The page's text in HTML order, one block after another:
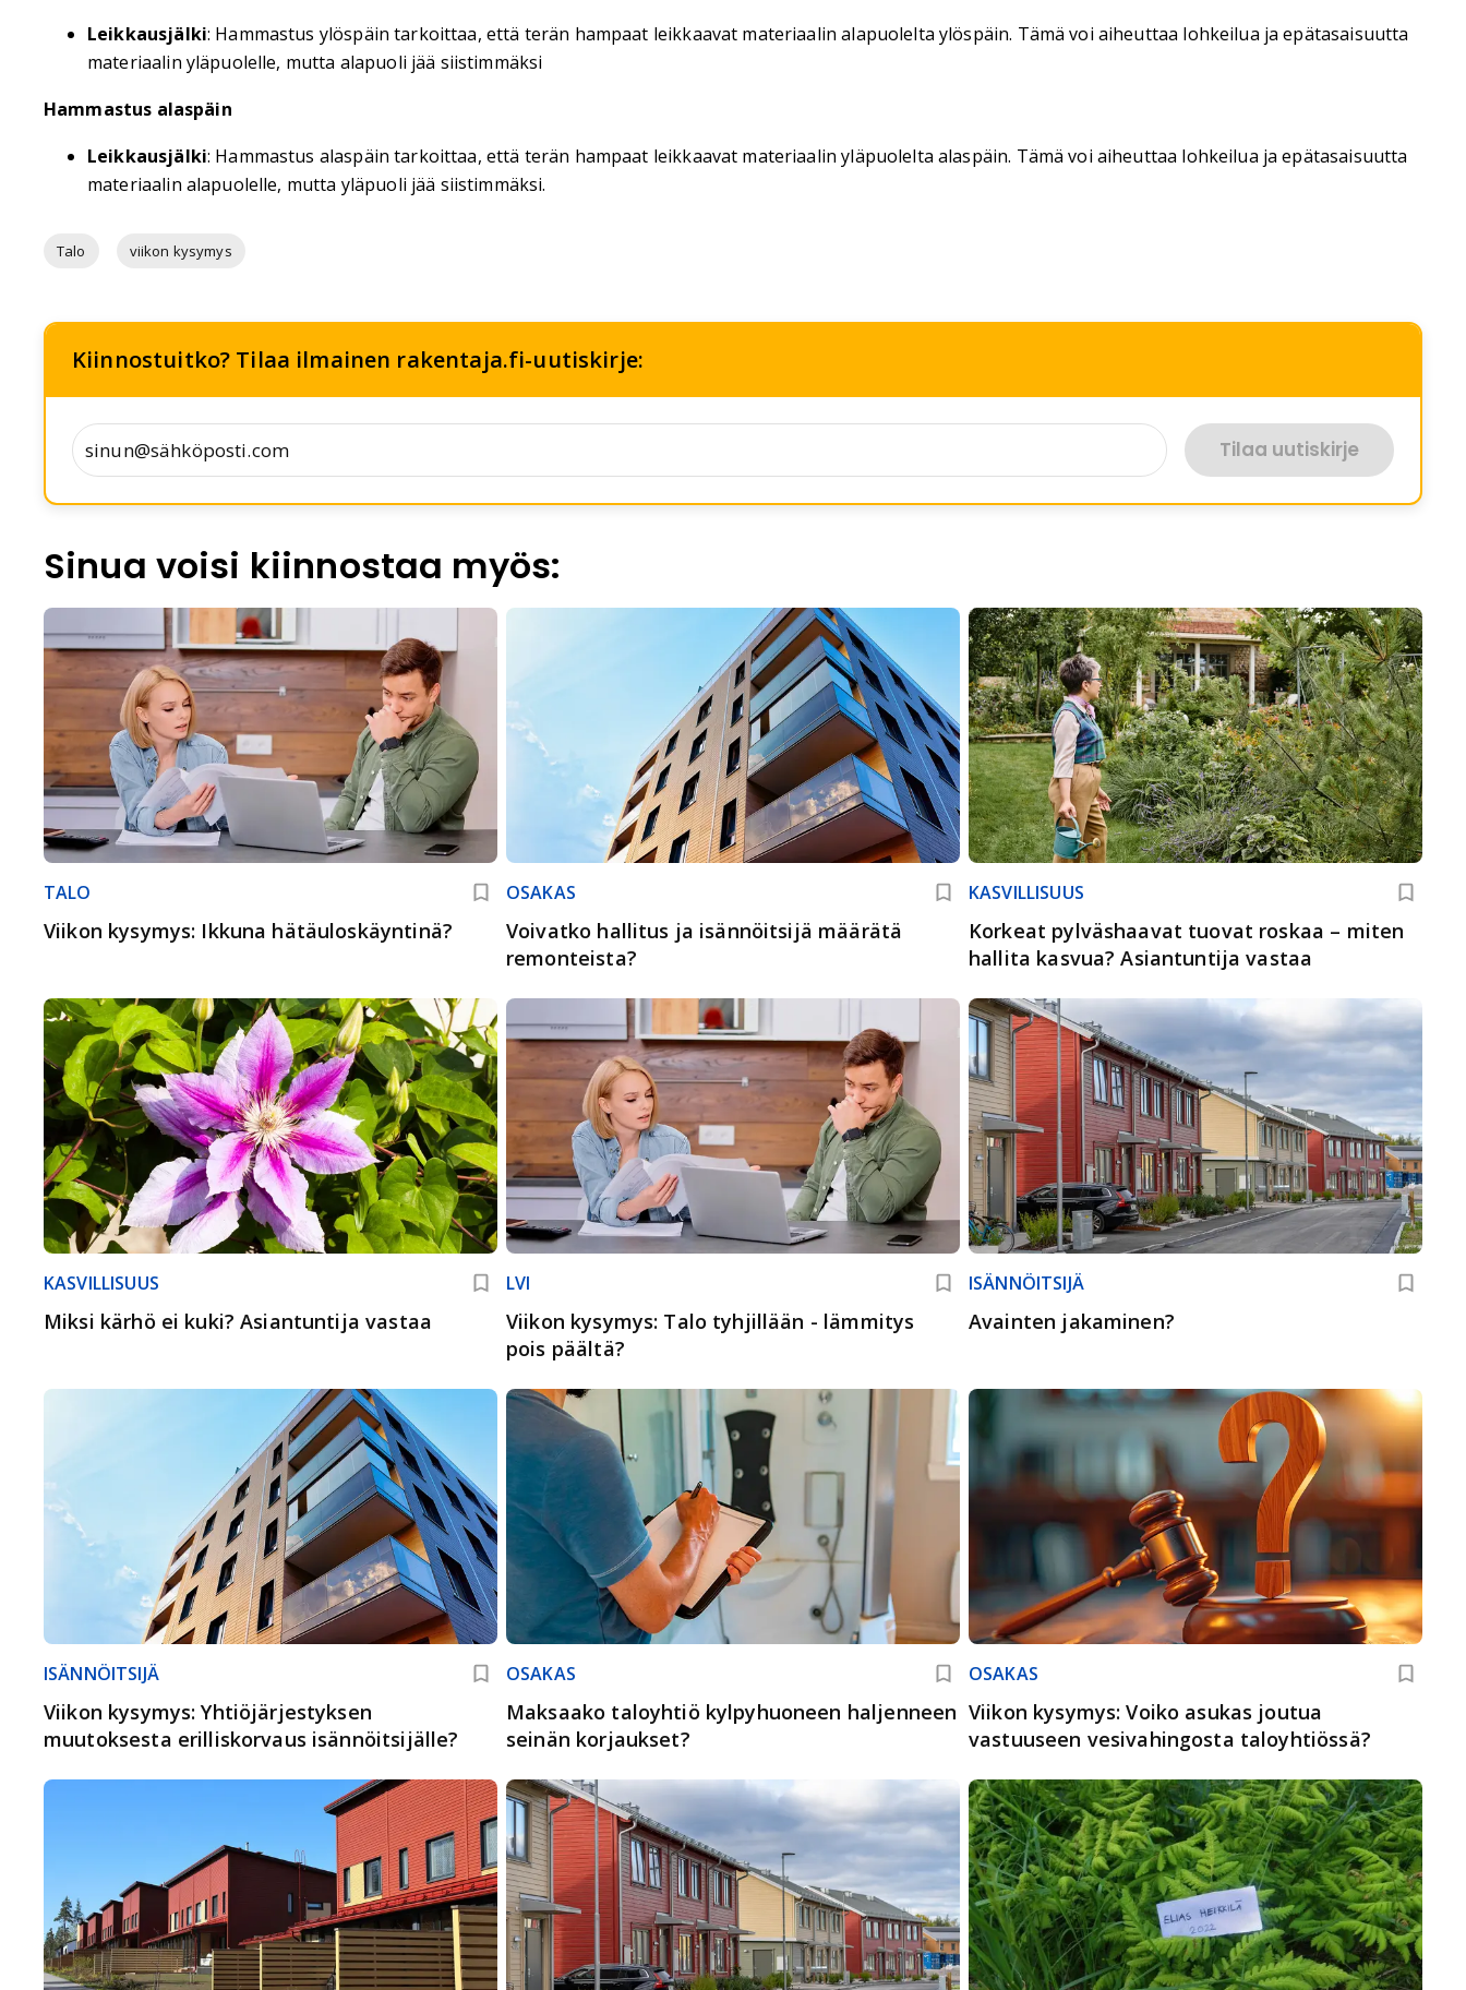
Leikkausjälki: Hammastus ylöspäin tarkoittaa, että terän hampaat leikkaavat materiaalin alapuolelta ylöspäin. Tämä voi aiheuttaa lohkeilua ja epätasaisuutta
materiaalin yläpuolelle, mutta alapuoli jää siistimmäksi
Hammastus alaspäin
Leikkausjälki: Hammastus alaspäin tarkoittaa, että terän hampaat leikkaavat materiaalin yläpuolelta alaspäin. Tämä voi aiheuttaa lohkeilua ja epätasaisuutta
materiaalin alapuolelle, mutta yläpuoli jää siistimmäksi.
Talo viikon kysymys
Kiinnostuitko? Tilaa ilmainen rakentaja.fi-uutiskirje:
Tilaa uutiskirje
Sinua voisi kiinnostaa myös:
TALO
Viikon kysymys: Ikkuna hätäuloskäyntinä?
OSAKAS
Voivatko hallitus ja isännöitsijä määrätä
remonteista?
KASVILLISUUS
Korkeat pylväshaavat tuovat roskaa – miten
hallita kasvua? Asiantuntija vastaa
KASVILLISUUS
Miksi kärhö ei kuki? Asiantuntija vastaa
LVI
Viikon kysymys: Talo tyhjillään - lämmitys
pois päältä?
ISÄNNÖITSIJÄ
Avainten jakaminen?
ISÄNNÖITSIJÄ
Viikon kysymys: Yhtiöjärjestyksen
muutoksesta erilliskorvaus isännöitsijälle?
OSAKAS
Maksaako taloyhtiö kylpyhuoneen haljenneen
seinän korjaukset?
OSAKAS
Viikon kysymys: Voiko asukas joutua
vastuuseen vesivahingosta taloyhtiössä?